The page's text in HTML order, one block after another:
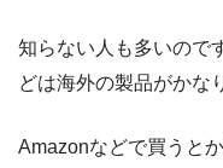
知らない人も多いので
どは海外の製品がかな
Amazonなどで買うと